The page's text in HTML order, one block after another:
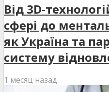
Від 3D-
сфері до
як Україна та
систему
1 месяц назад